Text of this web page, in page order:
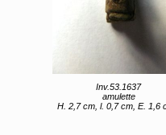
Inv.53.1637
amulette
H. 2,7 cm, l. 0,7 cm, E. 1,6